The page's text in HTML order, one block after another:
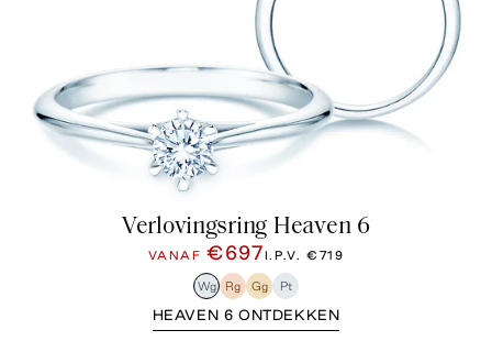
Verlovingsring Heaven 6
VANAF€697 I.P.V. €719
Wg Rg Gg Pt
HEAVEN 6 ONTDEKKEN